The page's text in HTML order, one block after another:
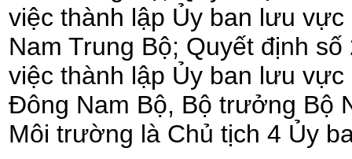
việc thành lập Ủy ban lưu
Nam Trung Bộ; Quyết định
việc thành lập Ủy ban lưu
Đông Nam Bộ, Bộ trưởng Bộ
Môi trường là Chủ tịch 4 Ủy